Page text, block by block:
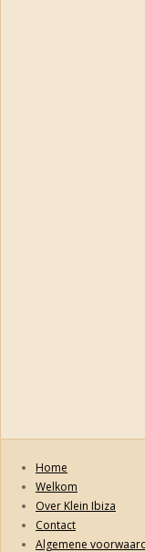
Home
Welkom
Over Klein Ibiza
Contact
Algemene